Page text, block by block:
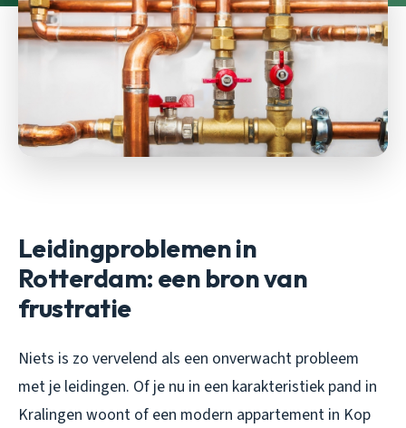
Leidingproblemen in
Rotterdam: een bron van
frustratie
Niets is zo vervelend als een onverwacht probleem
met je leidingen. Of je nu in een karakteristiek pand in
Kralingen woont of een modern appartement in Kop